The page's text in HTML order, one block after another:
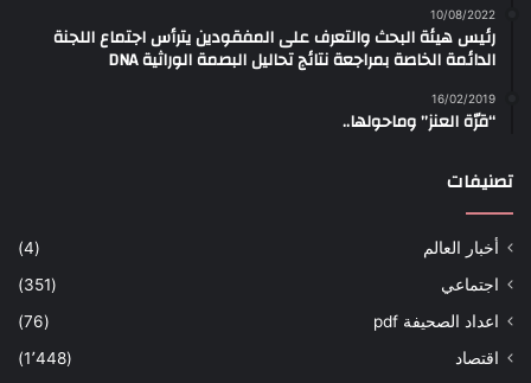
10/08/2022
رئيس هيئة البحث والتعرف على المفقودين يترأس اجتماع اللجنة
الدائمة الخاصة بمراجعة نتائج تحاليل البصمة الوراثية DNA
16/02/2019
“قرّة العنز” وماحولها..
تصنيفات
أخبار العالم
(4)
اجتماعي
(351)
اعداد الصحيفة pdf
(76)
اقتصاد
(1٬448)